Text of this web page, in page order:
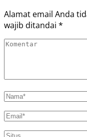
Alamat email Anda
wajib ditandai *